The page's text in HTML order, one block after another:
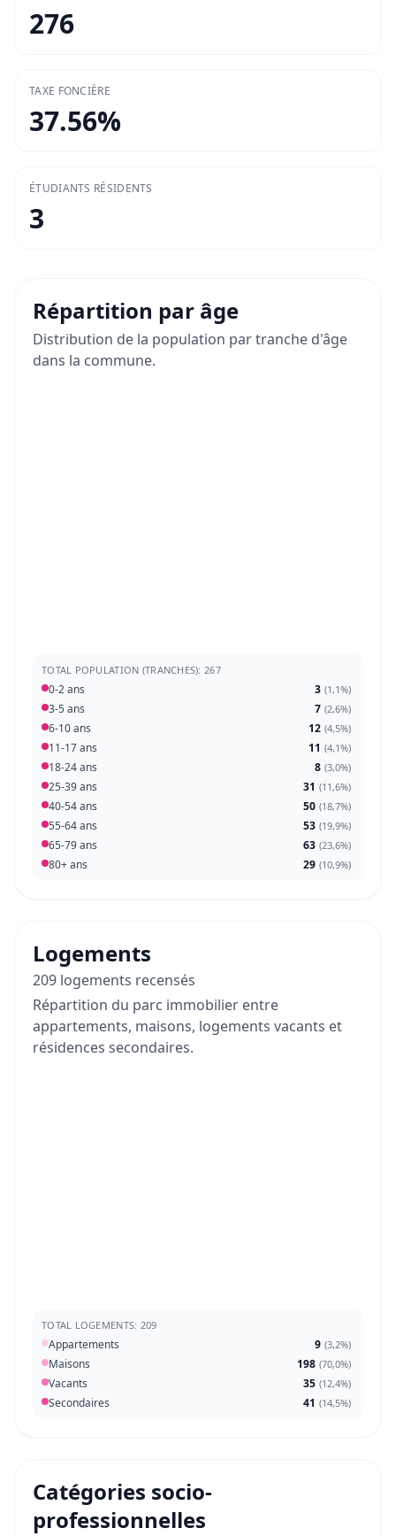
276
TAXE FONCIÈRE
37.56%
ÉTUDIANTS RÉSIDENTS
3
Répartition par âge
Distribution de la population par tranche d'âge
dans la commune.
TOTAL POPULATION (TRANCHES): 267
0-2 ans 3 (1,1%)
3-5 ans 7 (2,6%)
6-10 ans 12 (4,5%)
11-17 ans 11 (4,1%)
18-24 ans 8 (3,0%)
25-39 ans 31 (11,6%)
40-54 ans 50 (18,7%)
55-64 ans 53 (19,9%)
65-79 ans 63 (23,6%)
80+ ans 29 (10,9%)
Logements
209 logements recensés
Répartition du parc immobilier entre
appartements, maisons, logements vacants et
résidences secondaires.
TOTAL LOGEMENTS: 209
Appartements 9 (3,2%)
Maisons 198 (70,0%)
Vacants 35 (12,4%)
Secondaires 41 (14,5%)
Catégories socio-
professionnelles